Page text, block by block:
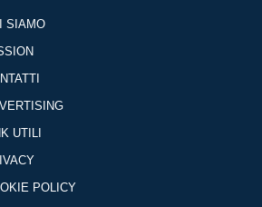
SIAMO
UTILI
POLICY